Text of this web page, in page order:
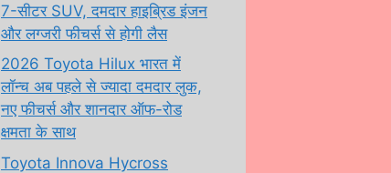
7-सीटर SUV, दमदार हाइब्रिड इंजन
और लग्जरी फीचर्स से होगी लैस
2026 Toyota Hilux भारत में
लॉन्च अब पहले से ज्यादा दमदार लुक,
नए फीचर्स और शानदार ऑफ-रोड
क्षमता के साथ
Toyota Innova Hycross